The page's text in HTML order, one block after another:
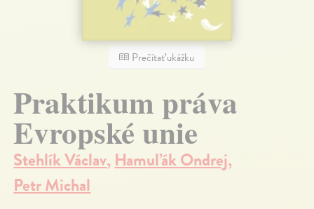
Prečítať ukážku
Praktikum práva
Evropské unie
Stehlík Václav,Hamuľák Ondrej,
Petr Michal